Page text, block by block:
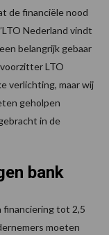
de financiële nood
Nederland vindt
belangrijk gebaar
voorzitter LTO
verlichting, maar wij
geholpen
in de
bank
financiering tot 2,5
moeten